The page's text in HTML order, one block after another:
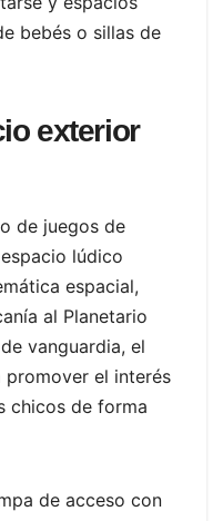
bebés o sillas de
exterior
de juegos de
lúdico
espacial,
al Planetario
vanguardia, el
el interés
chicos de forma
de acceso con